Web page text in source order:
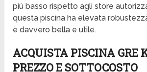
più basso rispetto agli store
questa piscina ha elevata
è davvero bella e utile.
ACQUISTA PISCINA GRE
PREZZO E SOTTOCOSTO